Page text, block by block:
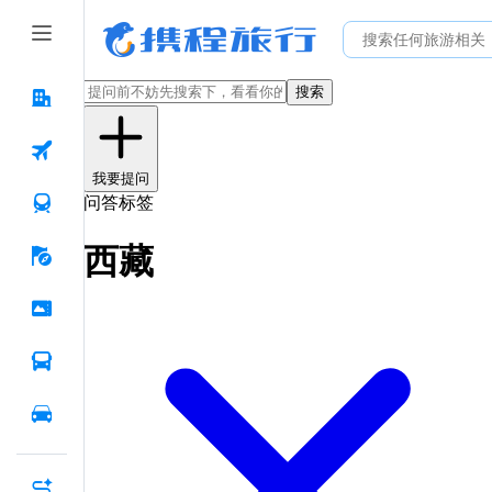
搜索
我要提问
问答标签
西藏